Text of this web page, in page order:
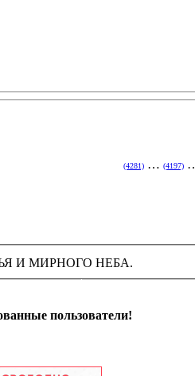
(4197)…(3940)…
И МИРНОГО НЕБА.
пользователи!